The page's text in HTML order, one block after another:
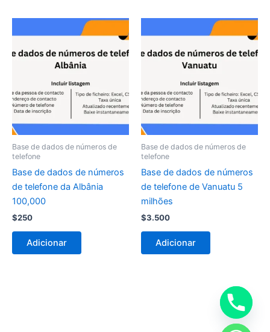
Base de dados de números de
telefone
Base de dados de números
de telefone da Albânia
100,000
$250
Adicionar
Base de dados de números de
telefone
Base de dados de números
de telefone de Vanuatu 5
milhões
$3.500
Adicionar